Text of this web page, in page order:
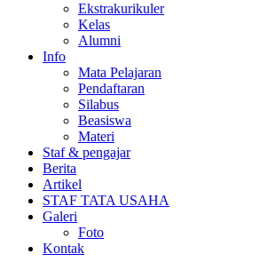
Ekstrakurikuler
Kelas
Alumni
Info
Mata Pelajaran
Pendaftaran
Silabus
Beasiswa
Materi
Staf & pengajar
Berita
Artikel
STAF TATA USAHA
Galeri
Foto
Kontak